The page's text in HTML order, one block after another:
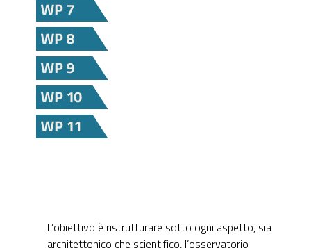
L’obiettivo è ristrutturare sotto ogni aspetto, sia
architettonico che scientifico, l’osservatorio